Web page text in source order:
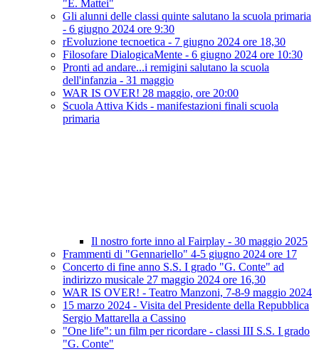
"E. Mattei"
Gli alunni delle classi quinte salutano la scuola primaria
- 6 giugno 2024 ore 9:30
rEvoluzione tecnoetica - 7 giugno 2024 ore 18,30
Filosofare DialogicaMente - 6 giugno 2024 ore 10:30
Pronti ad andare...i remigini salutano la scuola
dell'infanzia - 31 maggio
WAR IS OVER! 28 maggio, ore 20:00
Scuola Attiva Kids - manifestazioni finali scuola
primaria
Il nostro forte inno al Fairplay - 30 maggio 2025
Frammenti di "Gennariello" 4-5 giugno 2024 ore 17
Concerto di fine anno S.S. I grado "G. Conte" ad
indirizzo musicale 27 maggio 2024 ore 16,30
WAR IS OVER! - Teatro Manzoni, 7-8-9 maggio 2024
15 marzo 2024 - Visita del Presidente della Repubblica
Sergio Mattarella a Cassino
"One life": un film per ricordare - classi III S.S. I grado
"G. Conte"